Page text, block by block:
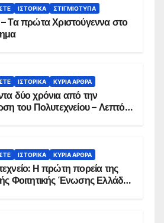
ΙΣΤΟΡΙΚΆ ΣΤΙΓΜΙΌΤΥΠΑ
Τα πρώτα Χριστούγεννα στο
ΙΣΤΟΡΙΚΆ ΚΥΡΙΑ ΑΡΘΡΑ
δύο χρόνια από την
του Πολυτεχνείου – Λεπτό
ΙΣΤΟΡΙΚΆ ΚΥΡΙΑ ΑΡΘΡΑ
Η πρώτη πορεία της
Φοιτητικής Ένωσης Ελλάδος